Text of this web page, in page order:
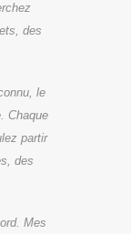
des
le
Chaque
partir
des
Mes